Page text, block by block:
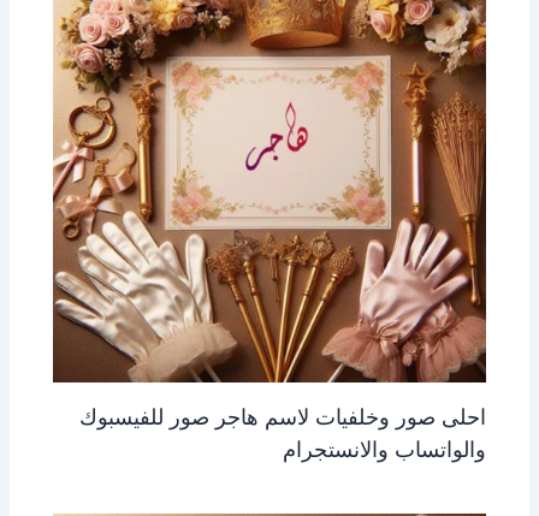
احلى صور وخلفيات لاسم هاجر صور للفيسبوك
والواتساب والانستجرام